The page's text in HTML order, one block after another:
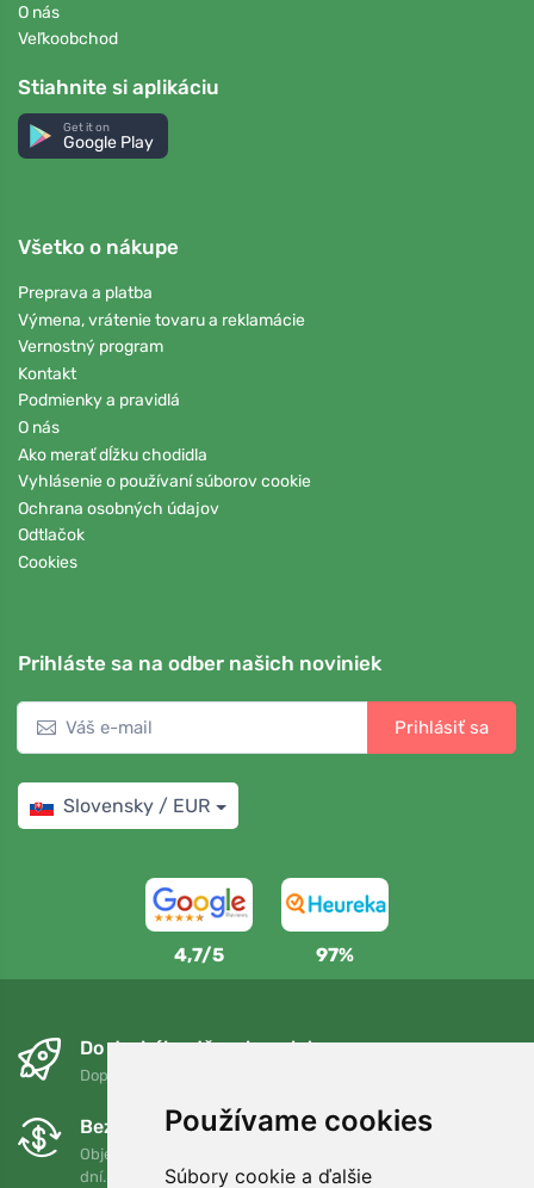
Používame cookies
Súbory cookie a ďalšie
O nás
Veľkoobchod
Stiahnite si aplikáciu
Get it on
Google Play
Všetko o nákupe
Preprava a platba
Výmena, vrátenie tovaru a reklamácie
Vernostný program
Kontakt
Podmienky a pravidlá
O nás
Ako merať dĺžku chodidla
Vyhlásenie o používaní súborov cookie
Ochrana osobných údajov
Odtlačok
Cookies
Prihláste sa na odber našich noviniek
Prihlásiť sa
Slovensky / EUR
4,7/5 97%
Do druhého dňa a bezplatne
Doprava zadarmo pri objednávkach nad 75 EUR
Bezplatná výmena a vrátenie tovaru
Objednávku môžete kedykoľvek vrátiť alebo vymeniť do 90
dní.